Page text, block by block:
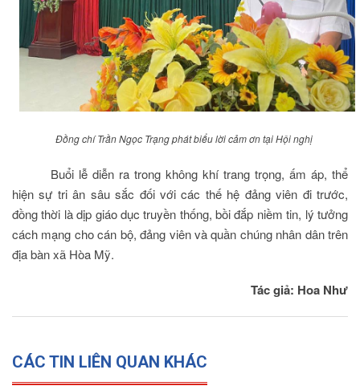
Đồng chí Trần Ngọc Trạng phát biểu lời cảm ơn tại Hội nghị
Buổi lễ diễn ra trong không khí trang trọng, ấm áp, thể
hiện sự tri ân sâu sắc đối với các thế hệ đảng viên đi trước,
đồng thời là dịp giáo dục truyền thống, bồi đắp niềm tin, lý tưởng
cách mạng cho cán bộ, đảng viên và quần chúng nhân dân trên
địa bàn xã Hòa Mỹ.
Tác giả: Hoa Như
CÁC TIN LIÊN QUAN KHÁC